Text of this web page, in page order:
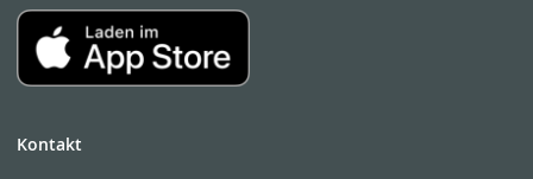
Kontakt